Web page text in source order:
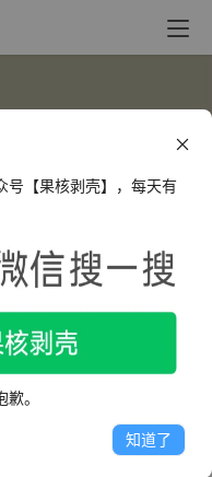
有留下～
号【果核剥壳】，每天有
。
知道了